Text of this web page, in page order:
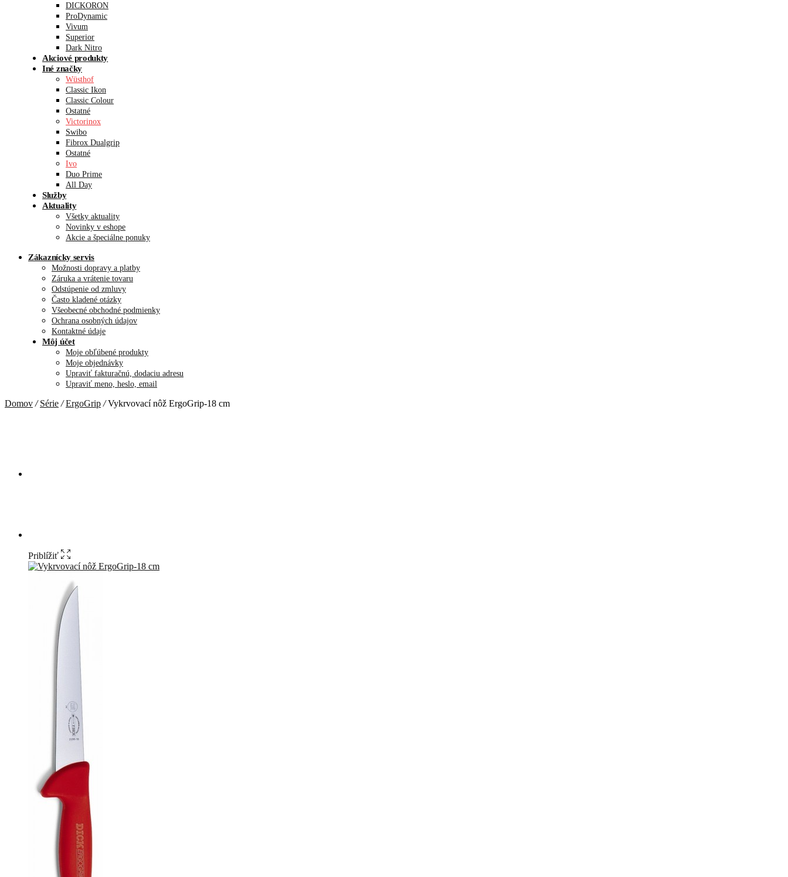
DICKORON
ProDynamic
Vivum
Superior
Dark Nitro
Akciové produkty
Iné značky
Wüsthof
Classic Ikon
Classic Colour
Ostatné
Victorinox
Swibo
Fibrox Dualgrip
Ostatné
Ivo
Duo Prime
All Day
Služby
Aktuality
Všetky aktuality
Novinky v eshope
Akcie a špeciálne ponuky
Zákaznícky servis
Možnosti dopravy a platby
Záruka a vrátenie tovaru
Odstúpenie od zmluvy
Často kladené otázky
Všeobecné obchodné podmienky
Ochrana osobných údajov
Kontaktné údaje
Môj účet
Moje obľúbené produkty
Moje objednávky
Upraviť fakturačnú, dodaciu adresu
Upraviť meno, heslo, email
Domov / Série / ErgoGrip /Vykrvovací nôž ErgoGrip-18 cm
Priblížiť